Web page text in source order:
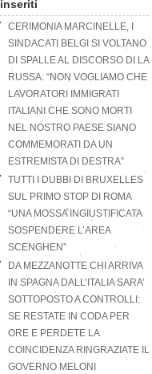
inseriti
CERIMONIA MARCINELLE, I
SINDACATI BELGI SI VOLTANO
DI SPALLE AL DISCORSO DI LA
RUSSA: “NON VOGLIAMO CHE
LAVORATORI IMMIGRATI
ITALIANI CHE SONO MORTI
NEL NOSTRO PAESE SIANO
COMMEMORATI DA UN
ESTREMISTA DI DESTRA”
TUTTI I DUBBI DI BRUXELLES
SUL PRIMO STOP DI ROMA
“UNA MOSSA INGIUSTIFICATA
SOSPENDERE L’AREA
SCENGHEN”
DA MEZZANOTTE CHI ARRIVA
IN SPAGNA DALL’ITALIA SARA’
SOTTOPOSTO A CONTROLLI:
SE RESTATE IN CODA PER
ORE E PERDETE LA
COINCIDENZA RINGRAZIATE IL
GOVERNO MELONI